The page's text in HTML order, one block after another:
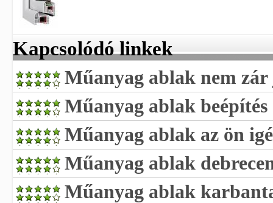
Kapcsolódó linkek
Műanyag ablak nem
Műanyag ablak beépítés
Műanyag ablak az ön
Műanyag ablak
Műanyag ablak